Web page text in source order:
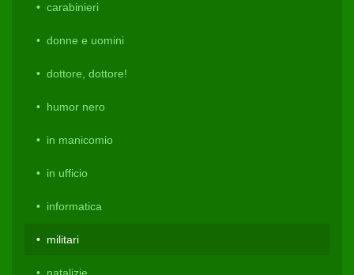
carabinieri
donne e uomini
dottore, dottore!
humor nero
in manicomio
in ufficio
informatica
militari